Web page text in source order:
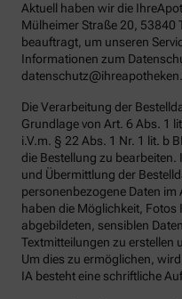
Aktuell haben wir die
Mülheimer Straße 20, 53840
beauftragt, um unseren
Informationen zum
Die Verarbeitung der
Grundlage von Art. 6 Abs. 1
i.V.m. § 22 Abs. 1 Nr. 1 lit. b
die Bestellung zu
und Übermittlung der
personenbezogene Daten im
haben die Möglichkeit, Fotos
abgebildeten, sensiblen
Textmitteilungen zu erstellen
Um dies zu ermöglichen,
IA besteht eine schriftliche